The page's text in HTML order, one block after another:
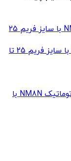
بوبین شنت مخصوص کلید اتوماتیک NM8N با سایز فریم 25 تا
رله آندر ولتاژ مخصوص کلید اتوماتیک NM8N با